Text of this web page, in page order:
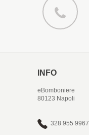
INFO
eBomboniere
80123 Napoli
328 955 9967